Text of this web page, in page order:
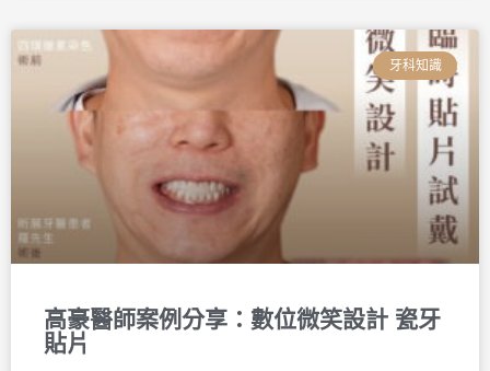
牙科知識
高豪醫師案例分享：數位微笑設計 瓷牙
貼片